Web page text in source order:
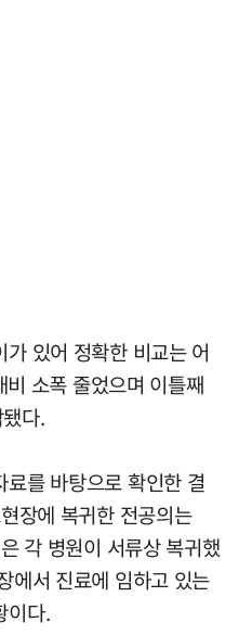
있어 정확한 비교는 어
소폭 줄었으며 이틀째
다.
를 바탕으로 확인한 결
장에 복귀한 전공의는
각 병원이 서류상 복귀했
에서 진료에 임하고 있는
이다.